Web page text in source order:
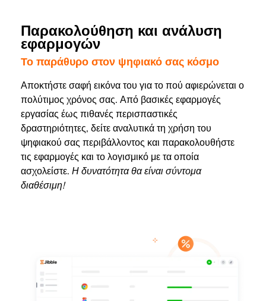
Παρακολούθηση και ανάλυση
εφαρμογών
Το παράθυρο στον ψηφιακό σας κόσμο
Αποκτήστε σαφή εικόνα του για το πού αφιερώνεται ο
πολύτιμος χρόνος σας. Από βασικές εφαρμογές
εργασίας έως πιθανές περισπαστικές
δραστηριότητες, δείτε αναλυτικά τη χρήση του
ψηφιακού σας περιβάλλοντος και παρακολουθήστε
τις εφαρμογές και το λογισμικό με τα οποία
ασχολείστε. Η δυνατότητα θα είναι σύντομα
διαθέσιμη!